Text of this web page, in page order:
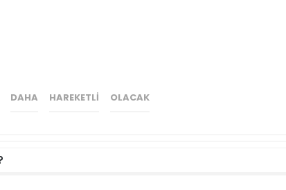
DAHA HAREKETLI OLACAK